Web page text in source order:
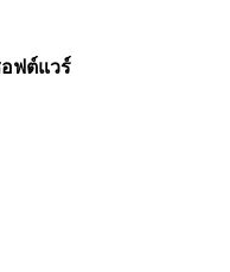
ฟต์แวร์